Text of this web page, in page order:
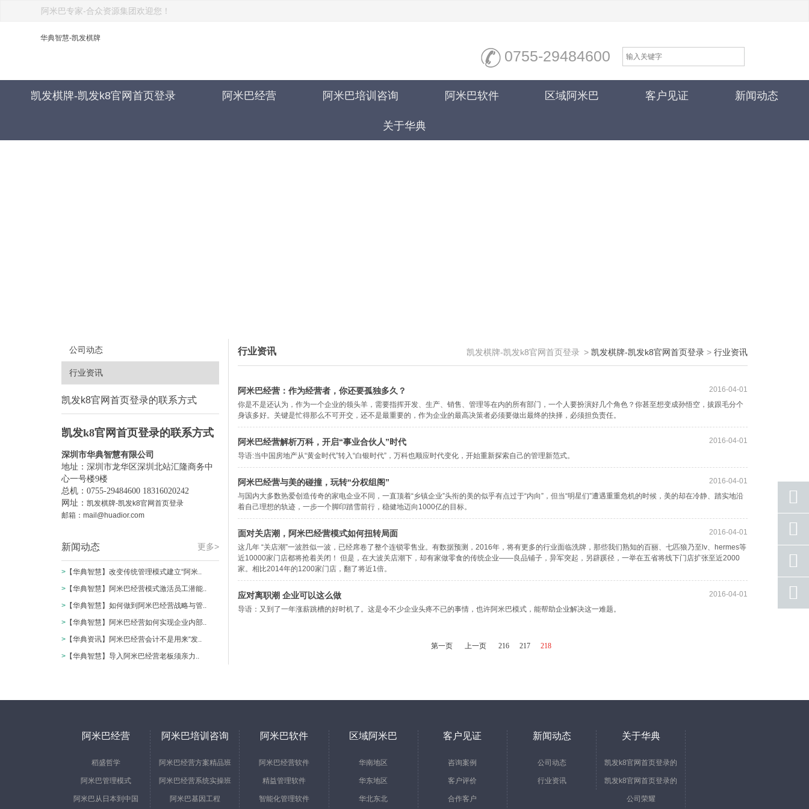
阿米巴专家-合众资源集团欢迎您！
华典智慧-凯发棋牌
0755-29484600
凯发棋牌-凯发k8官网首页登录 阿米巴经营 阿米巴培训咨询 阿米巴软件 区域阿米巴 客户见证 新闻动态
关于华典
公司动态
行业资讯
凯发k8官网首页登录的联系方式
凯发k8官网首页登录的联系方式
深圳市华典智慧有限公司
地址：深圳市龙华区深圳北站汇隆商务中
心一号楼9楼
总机：0755-29484600 18316020242
网址： 凯发棋牌-凯发k8官网首页登录
邮箱： mail@huadior.com
更多>
新闻动态
> 【华典智慧】改变传统管理模式建立“阿米..
> 【华典智慧】阿米巴经营模式激活员工潜能..
> 【华典智慧】如何做到阿米巴经营战略与管..
> 【华典智慧】阿米巴经营如何实现企业内部..
> 【华典资讯】阿米巴经营会计不是用来“发..
> ​【华典智慧】导入阿米巴经营老板须亲力..
行业资讯 凯发棋牌-凯发k8官网首页登录 > 凯发棋牌-凯发k8官网首页登录 > 行业资讯
阿米巴经营：作为经营者，你还要孤独多久？
2016-04-01
你是不是还认为，作为一个企业的领头羊，需要指挥开发、生产、销售、管理等在内的所有部门，一个人要扮演好几个角色？你甚至想变成孙悟空，拔跟毛分个
身该多好。关键是忙得那么不可开交，还不是最重要的，作为企业的最高决策者必须要做出最终的抉择，必须担负责任。
阿米巴经营解析万科，开启“事业合伙人”时代
2016-04-01
导语:当中国房地产从“黄金时代”转入“白银时代”，万科也顺应时代变化，开始重新探索自己的管理新范式。
阿米巴经营与美的碰撞，玩转“分权组阁”
2016-04-01
与国内大多数热爱创造传奇的家电企业不同，一直顶着“乡镇企业”头衔的美的似乎有点过于“内向”，但当“明星们”遭遇重重危机的时候，美的却在冷静、踏实地沿
着自己理想的轨迹，一步一个脚印踏雪前行，稳健地迈向1000亿的目标。
面对关店潮，阿米巴经营模式如何扭转局面
2016-04-01
这几年 “关店潮”一波胜似一波，已经席卷了整个连锁零售业。有数据预测，2016年，将有更多的行业面临洗牌，那些我们熟知的百丽、七匹狼乃至lv、hermes等
近10000家门店都将抢着关闭！ 但是，在大波关店潮下，却有家做零食的传统企业——良品铺子，异军突起，另辟蹊径，一举在五省将线下门店扩张至近2000
家。相比2014年的1200家门店，翻了将近1倍。
应对离职潮 企业可以这么做
2016-04-01
导语：又到了一年涨薪跳槽的好时机了。这是令不少企业头疼不已的事情，也许阿米巴模式，能帮助企业解决这一难题。
第一页 上一页 216 217 218
阿米巴经营
稻盛哲学
阿米巴管理模式
阿米巴从日本到中国
阿米巴培训咨询
阿米巴经营方案精品班
阿米巴经营系统实操班
阿米巴基因工程
阿米巴软件
阿米巴经营软件
精益管理软件
智能化管理软件
区域阿米巴
华南地区
华东地区
华北东北
客户见证
咨询案例
客户评价
合作客户
新闻动态
公司动态
行业资讯
关于华典
凯发k8官网首页登录的
简介
凯发k8官网首页登录的
文化
公司荣耀
座机
号码
手机
号码
qq
联系